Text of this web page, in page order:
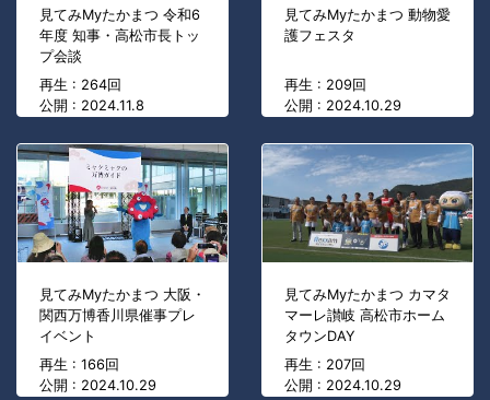
見てみMyたかまつ 令和6
年度 知事・高松市長トッ
プ会談
再生 : 264回
公開 : 2024.11.8
見てみMyたかまつ 動物愛
護フェスタ
再生 : 209回
公開 : 2024.10.29
見てみMyたかまつ 大阪・
関西万博香川県催事プレ
イベント
再生 : 166回
公開 : 2024.10.29
見てみMyたかまつ カマタ
マーレ讃岐 高松市ホーム
タウンDAY
再生 : 207回
公開 : 2024.10.29